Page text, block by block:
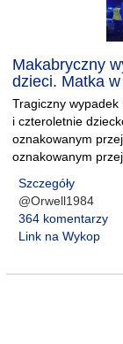
Makabryczny
dzieci. Matka
Tragiczny wypadek
i czteroletnie
oznakowanym
oznakowanym
Szczegóły
@Orwell1984
364 komentarzy
Link na Wykop